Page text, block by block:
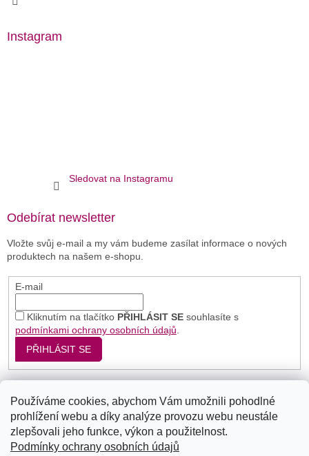
Používáme cookies, abychom Vám umožnili pohodlné
prohlížení webu a díky analýze provozu webu neustále
zlepšovali jeho funkce, výkon a použitelnost.
Podmínky ochrany osobních údajů
Instagram
Sledovat na Instagramu
Odebírat newsletter
Vložte svůj e-mail a my vám budeme zasílat informace o nových
produktech na našem e-shopu.
E-mail
Kliknutím na tlačítko PŘIHLÁSIT SEsouhlasíte s
podmínkami ochrany osobních údajů
PŘIHLÁSIT SE
Seznam Google Bing